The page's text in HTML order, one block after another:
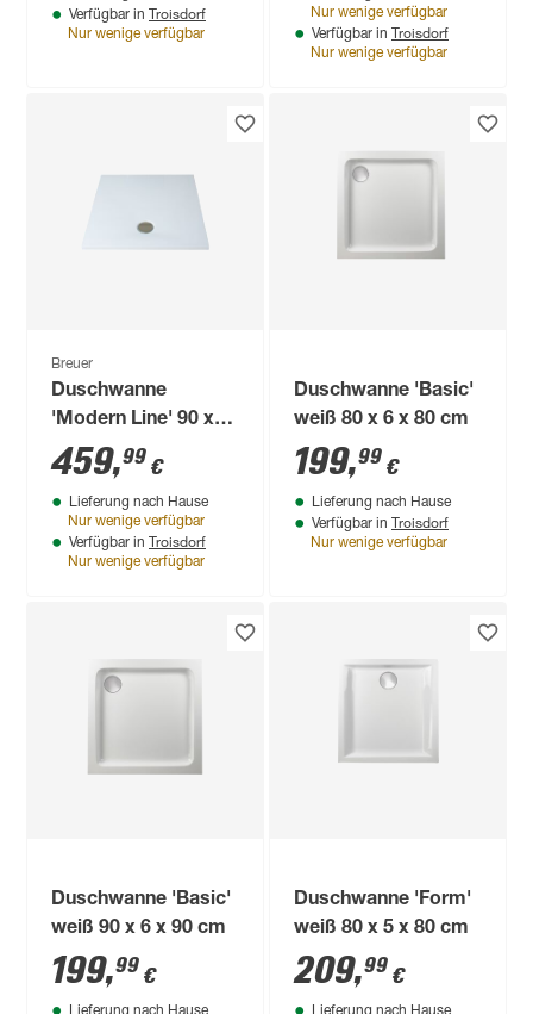
Verfügbar in Troisdorf
Nur wenige verfügbar
Nur wenige verfügbar
Verfügbar in Troisdorf
Nur wenige verfügbar
Breuer
Duschwanne
'Modern Line' 90 x
90 cm weiß
459,99 €
Lieferung nach Hause
Nur wenige verfügbar
Verfügbar in Troisdorf
Nur wenige verfügbar
Duschwanne 'Basic'
weiß 80 x 6 x 80 cm
199,99 €
Lieferung nach Hause
Verfügbar in Troisdorf
Nur wenige verfügbar
Duschwanne 'Basic'
weiß 90 x 6 x 90 cm
199,99 €
Duschwanne 'Form'
weiß 80 x 5 x 80 cm
209,99 €